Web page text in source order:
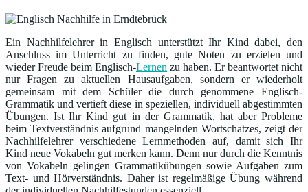
Ein Nachhilfelehrer in Englisch unterstützt Ihr Kind dabei, den
Anschluss im Unterricht zu finden, gute Noten zu erzielen und
wieder Freude beim Englisch-Lernen zu haben. Er beantwortet nicht
nur Fragen zu aktuellen Hausaufgaben, sondern er wiederholt
gemeinsam mit dem Schüler die durch genommene Englisch-
Grammatik und vertieft diese in speziellen, individuell abgestimmten
Übungen. Ist Ihr Kind gut in der Grammatik, hat aber Probleme
beim Textverständnis aufgrund mangelnden Wortschatzes, zeigt der
Nachhilfelehrer verschiedene Lernmethoden auf, damit sich Ihr
Kind neue Vokabeln gut merken kann. Denn nur durch die Kenntnis
von Vokabeln gelingen Grammatikübungen sowie Aufgaben zum
Text- und Hörverständnis. Daher ist regelmäßige Übung während